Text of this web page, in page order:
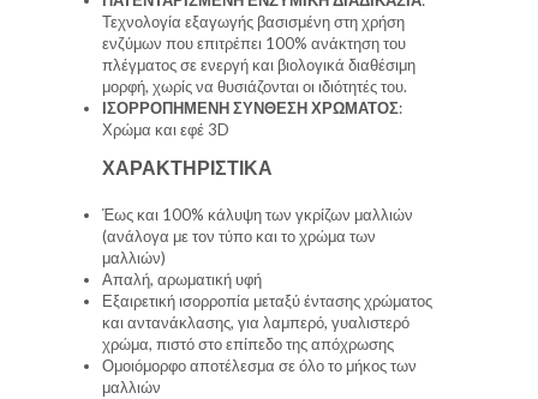
Τεχνολογία εξαγωγής βασισμένη στη χρήση
ενζύμων που επιτρέπει 100% ανάκτηση του
πλέγματος σε ενεργή και βιολογικά διαθέσιμη
μορφή, χωρίς να θυσιάζονται οι ιδιότητές του.
ΙΣΟΡΡΟΠΗΜΕΝΗ ΣΥΝΘΕΣΗ ΧΡΩΜΑΤΟΣ:
Χρώμα και εφέ 3D
ΧΑΡΑΚΤΗΡΙΣΤΙΚΑ
Έως και 100% κάλυψη των γκρίζων μαλλιών
(ανάλογα με τον τύπο και το χρώμα των
μαλλιών)
Απαλή, αρωματική υφή
Εξαιρετική ισορροπία μεταξύ έντασης χρώματος
και αντανάκλασης, για λαμπερό, γυαλιστερό
χρώμα, πιστό στο επίπεδο της απόχρωσης
Ομοιόμορφο αποτέλεσμα σε όλο το μήκος των
μαλλιών